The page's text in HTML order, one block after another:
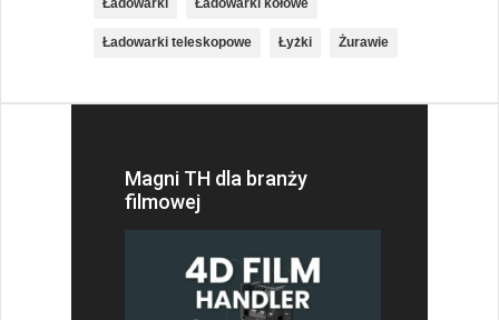
Ładowarki teleskopowe Łyżki Żurawie
Magni TH dla branży
filmowej